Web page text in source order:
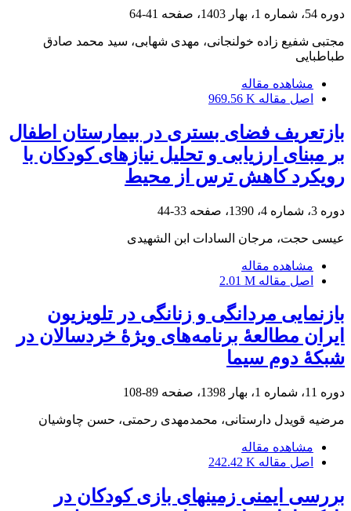
دوره 54، شماره 1، بهار 1403، صفحه 41-64
مجتبی شفیع زاده خولنجانی، مهدی شهابی، سید محمد صادق
طباطبایی
مشاهده مقاله
اصل مقاله 969.56 K
بازتعریف فضای بستری در بیمارستان اطفال
بر مبنای ارزیابی و تحلیل نیازهای کودکان با
رویکرد کاهش ترس از محیط
دوره 3، شماره 4، 1390، صفحه 33-44
عیسی حجت، مرجان السادات ابن الشهیدی
مشاهده مقاله
اصل مقاله 2.01 M
بازنمایی مردانگی و زنانگی در تلویزیون
ایران مطالعۀ برنامه‌های ویژۀ خردسالان در
شبکۀ دوم سیما
دوره 11، شماره 1، بهار 1398، صفحه 89-108
مرضیه قویدل دارستانی، محمدمهدی رحمتی، حسن چاوشیان
مشاهده مقاله
اصل مقاله 242.42 K
بررسی ایمنی زمینهای بازی کودکان در